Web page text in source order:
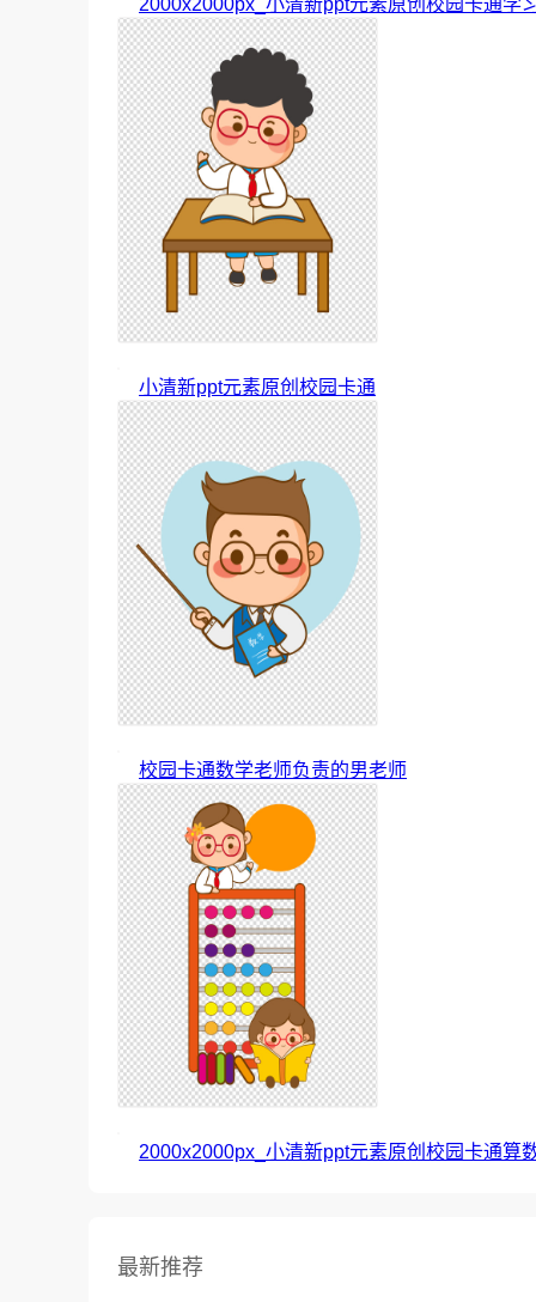
2000x2000px_小清新ppt元素原创校园卡通学
小清新ppt元素原创校园卡通
校园卡通数学老师负责的男老师
2000x2000px_小清新ppt元素原创校园卡通算
最新推荐